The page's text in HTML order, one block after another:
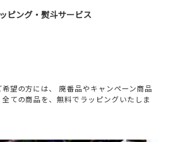
ピング・熨斗サービス
望の方には、 廃番品やキャンペーン商品
全ての商品を、無料でラッピングいたしま